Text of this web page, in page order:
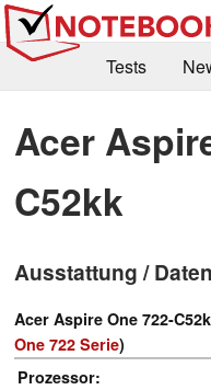
Tests
Kaufberatung
Deals
Forum
Acer
C52kk
Ausstattung /
Acer Aspire One 722-
One 722 Serie)
Prozessor